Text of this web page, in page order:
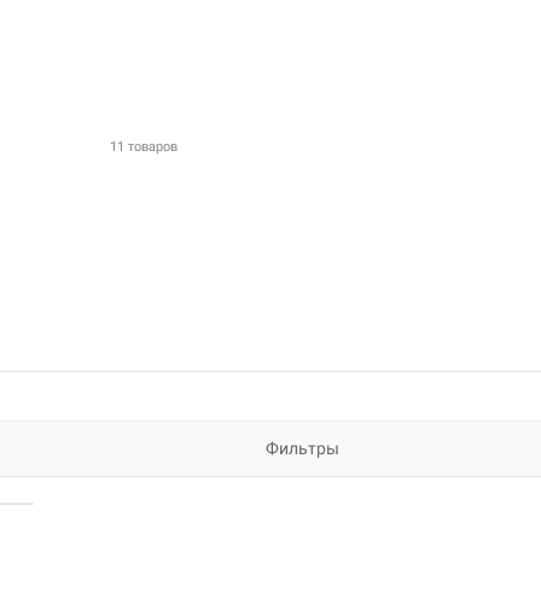
11 товаров
Фильтры